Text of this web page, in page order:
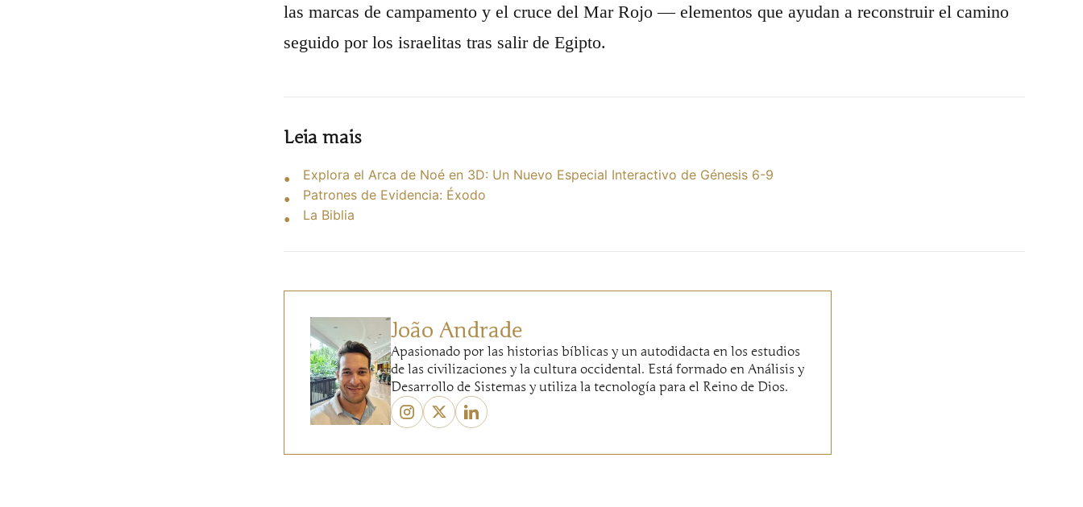
las marcas de campamento y el cruce del Mar Rojo — elementos que ayudan a reconstruir el camino
seguido por los israelitas tras salir de Egipto.
Leia mais
Explora el Arca de Noé en 3D: Un Nuevo Especial Interactivo de Génesis 6-9
Patrones de Evidencia: Éxodo
La Biblia
João Andrade
Apasionado por las historias bíblicas y un autodidacta en los estudios
de las civilizaciones y la cultura occidental. Está formado en Análisis y
Desarrollo de Sistemas y utiliza la tecnología para el Reino de Dios.